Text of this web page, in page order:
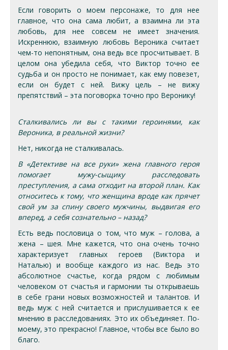
Если говорить о моем персонаже, то для нее
главное, что она сама любит, а взаимна ли эта
любовь, для нее совсем не имеет значения.
Искреннюю, взаимную любовь Вероника считает
чем-то непонятным, она ведь все просчитывает. В
целом она убедила себя, что Виктор точно ее
судьба и он просто не понимает, как ему повезет,
если он будет с ней. Вижу цель – не вижу
препятствий – эта поговорка точно про Веронику!
Сталкивались ли вы с такими героинями, как
Вероника, в реальной жизни?
Нет, никогда не сталкивалась.
В «Детективе на все руки» жена главного героя
помогает мужу-сыщику расследовать
преступления, а сама отходит на второй план. Как
относитесь к тому, что женщина вроде как прячет
свой ум за спину своего мужчины, выдвигая его
вперед, а себя сознательно – назад?
Есть ведь пословица о том, что муж – голова, а
жена – шея. Мне кажется, что она очень точно
характеризует главных героев (Виктора и
Наталью) и вообще каждого из нас. Ведь это
абсолютное счастье, когда рядом с любимым
человеком от счастья и гармонии ты открываешь
в себе грани новых возможностей и талантов. И
ведь муж с ней считается и прислушивается к ее
мнению в расследованиях. Это их объединяет. По-
моему, это прекрасно! Главное, чтобы все было во
благо.